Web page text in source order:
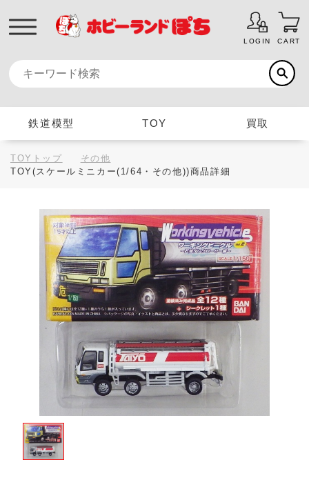
LOGIN CART
鉄道模型 TOY 買取
TOYトップ
その他
TOY(スケールミニカー(1/64・その他))商品詳細